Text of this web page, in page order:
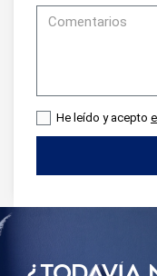
He leído y acepto